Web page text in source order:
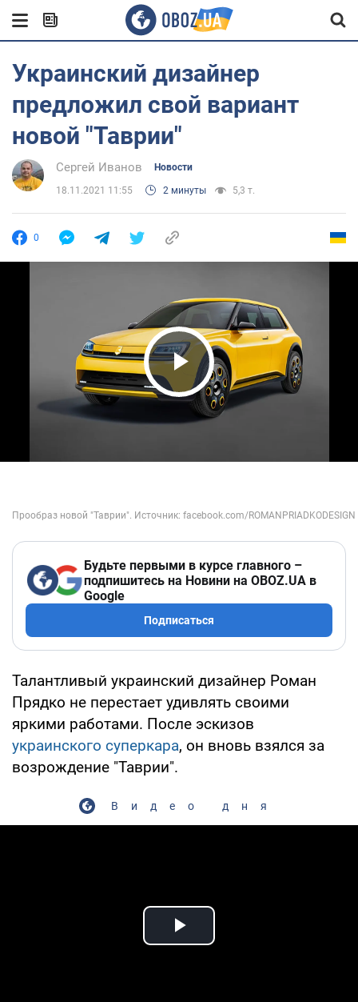
Украинский дизайнер
предложил свой вариант
новой "Таврии"
Сергей Иванов Новости
18.11.2021 11:55 2 минуты 5,3 т.
0
Play Video
Будьте первыми в курсе главного –
подпишитесь на Новини на OBOZ.UA в
Google
Подписаться
Талантливый украинский дизайнер Роман
Прядко не перестает удивлять своими
яркими работами. После эскизов
украинского суперкара, он вновь взялся за
возрождение "Таврии".
Видео дня
Play Video